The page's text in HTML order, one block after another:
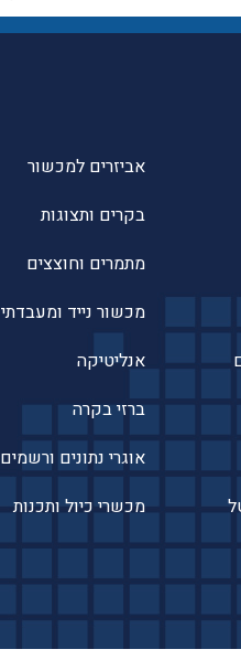
אביזרים למכשור
בקרים ותצוגות
מתמרים וחוצצים
מכשור נייד ומעבדתי
אנליטיקה
ברזי בקרה
אוגרי נתונים ורשמים
מכשרי כיול ותכנות